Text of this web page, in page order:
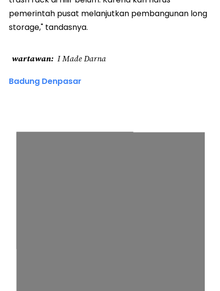
pemerintah pusat melanjutkan pembangunan long
storage," tandasnya.
wartawan I Made Darna
Badung Denpasar